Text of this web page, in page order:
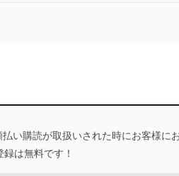
い購読が取扱いされた時にお客様
は無料です！